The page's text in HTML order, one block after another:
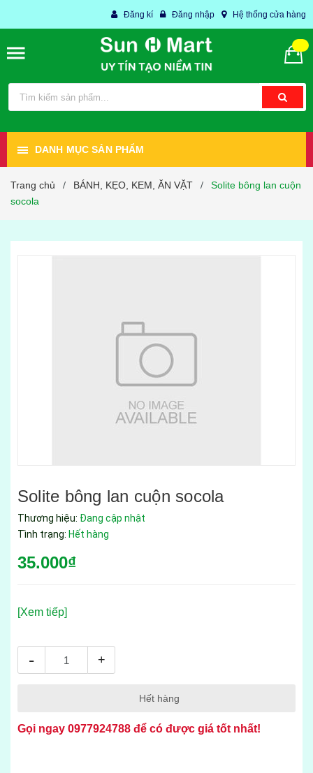
Đăng kí Đăng nhập Hệ thống cửa hàng
DANH MỤC SẢN PHẨM
Trang chủ / BÁNH, KẸO, KEM, ĂN VẶT /
Solite bông lan cuộn
socola
Solite bông lan cuộn socola
Thương hiệu: Đang cập nhật
Tình trạng: Hết hàng
35.000₫
[Xem tiếp]
- +
Hết hàng
Gọi ngay 0977924788 để có được giá tốt nhất!